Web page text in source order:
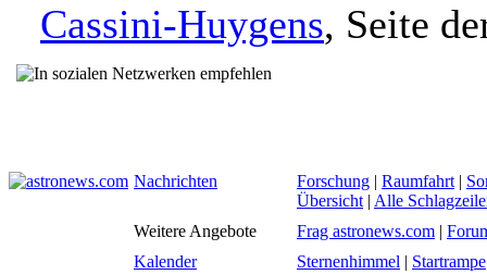
Cassini-Huygens, Seite
Nachrichten Forschung | Raumfahrt |
Übersicht | Alle
Weitere Angebote
Frag astronews.com |
Kalender
Sternenhimmel | Startrampe